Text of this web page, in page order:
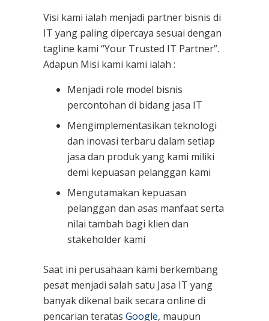
Visi kami ialah menjadi partner bisnis di
IT yang paling dipercaya sesuai dengan
tagline kami “Your Trusted IT Partner”.
Adapun Misi kami kami ialah :
Menjadi role model bisnis
percontohan di bidang jasa IT
Mengimplementasikan teknologi
dan inovasi terbaru dalam setiap
jasa dan produk yang kami miliki
demi kepuasan pelanggan kami
Mengutamakan kepuasan
pelanggan dan asas manfaat serta
nilai tambah bagi klien dan
stakeholder kami
Saat ini perusahaan kami berkembang
pesat menjadi salah satu Jasa IT yang
banyak dikenal baik secara online di
pencarian teratas Google, maupun